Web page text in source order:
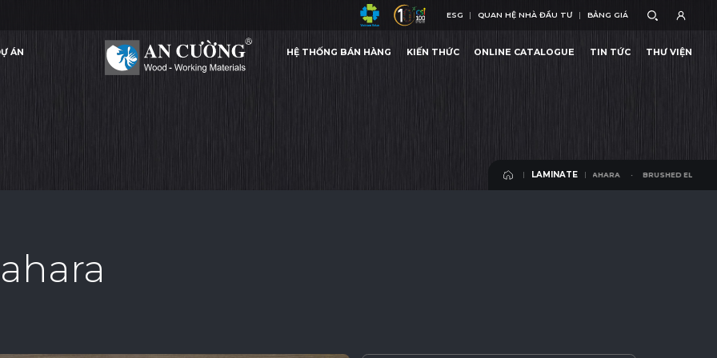
ESG QUAN HỆ NHÀ ĐẦU TƯ BẢNG GIÁ
ÁN HỆ THỐNG BÁN HÀNG KIẾN THỨC ONLINE CATALOGUE TIN TỨC THƯ VIỆN
LAMINATE
BRUSHED ELM ZAHARA BRUSHED ELM ZAHARA BRUSHED ELM ZAHARA
LAMINATE
BRUSHED ELM ZAHARA BRUSHED ELM ZAHARA